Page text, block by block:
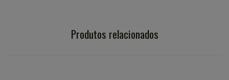
Produtos relacionados